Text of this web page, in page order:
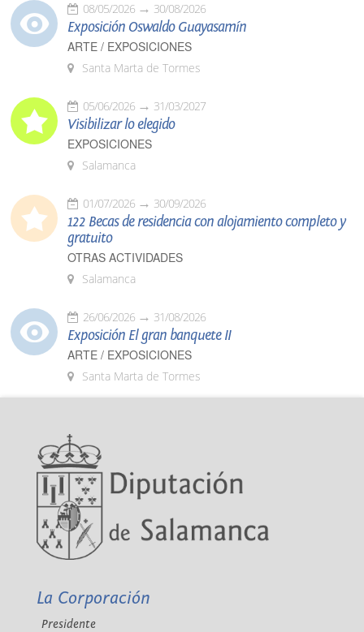
08/05/2026 30/08/2026
Exposición Oswaldo Guayasamín
ARTE / EXPOSICIONES
Santa Marta de Tormes
05/06/2026 31/03/2027
Visibilizar lo elegido
EXPOSICIONES
Salamanca
01/07/2026 30/09/2026
122 Becas de residencia con alojamiento completo y
gratuito
OTRAS ACTIVIDADES
Salamanca
26/06/2026 31/08/2026
Exposición El gran banquete II
ARTE / EXPOSICIONES
Santa Marta de Tormes
La Corporación
Presidente